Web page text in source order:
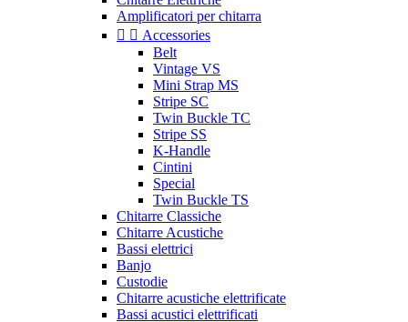
Amplificatori per chitarra
  Accessories
Belt
Vintage VS
Mini Strap MS
Stripe SC
Twin Buckle TC
Stripe SS
K-Handle
Cintini
Special
Twin Buckle TS
Chitarre Classiche
Chitarre Acustiche
Bassi elettrici
Banjo
Custodie
Chitarre acustiche elettrificate
Bassi acustici elettrificati